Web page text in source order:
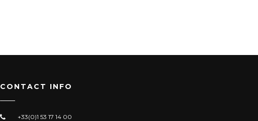
CONTACT INFO
+33(0)1 53 17 14 00